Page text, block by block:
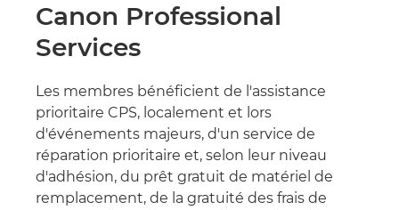
Canon Professional
Services
Les membres bénéficient de l'assistance
prioritaire CPS, localement et lors
d'événements majeurs, d'un service de
réparation prioritaire et, selon leur niveau
d'adhésion, du prêt gratuit de matériel de
remplacement, de la gratuité des frais de